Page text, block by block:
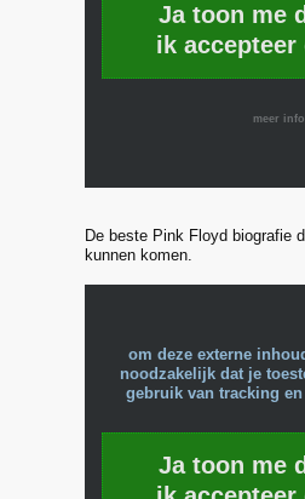
Ja toon me
ik accepteer
meer
De beste Pink Floyd biografie
kunnen komen.
om deze externe
noodzakelijk dat je
gebruik van tracking
Ja toon me